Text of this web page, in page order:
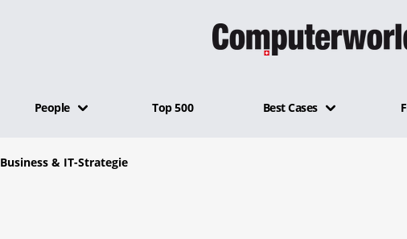
People Top 500 Best Cases
Business & IT-Strategie